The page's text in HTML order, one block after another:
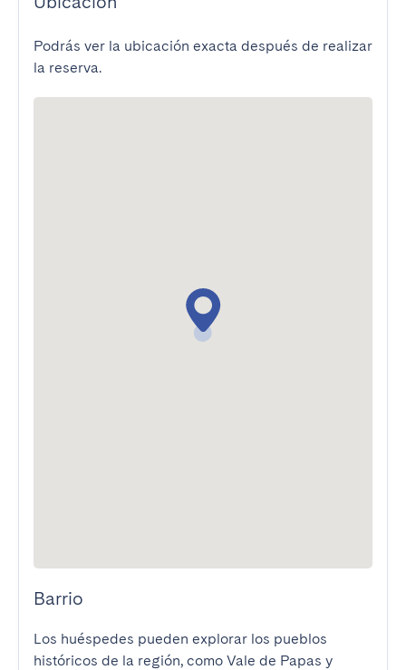
Podrás ver la ubicación exacta después de realizar
la reserva.
Barrio
Los huéspedes pueden explorar los pueblos
históricos de la región, como Vale de Papas y